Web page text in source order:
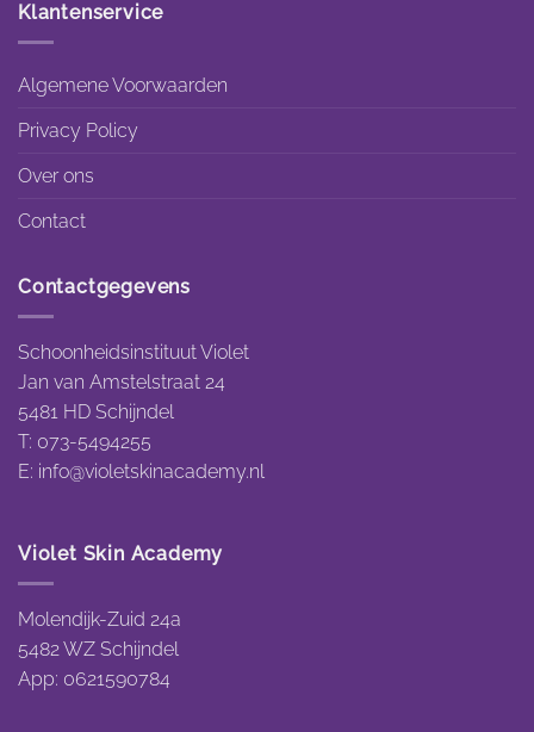
Klantenservice
Algemene Voorwaarden
Privacy Policy
Over ons
Contact
Contactgegevens
Schoonheidsinstituut Violet
Jan van Amstelstraat 24
5481 HD Schijndel
T: 073-5494255
E: info@violetskinacademy.nl
Violet Skin Academy
Molendijk-Zuid 24a
5482 WZ Schijndel
App: 0621590784